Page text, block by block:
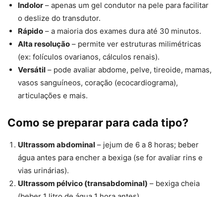
Indolor – apenas um gel condutor na pele para facilitar
o deslize do transdutor.
Rápido – a maioria dos exames dura até 30 minutos.
Alta resolução – permite ver estruturas milimétricas
(ex: folículos ovarianos, cálculos renais).
Versátil – pode avaliar abdome, pelve, tireoide, mamas,
vasos sanguíneos, coração (ecocardiograma),
articulações e mais.
Como se preparar para cada tipo?
Ultrassom abdominal – jejum de 6 a 8 horas; beber
água antes para encher a bexiga (se for avaliar rins e
vias urinárias).
Ultrassom pélvico (transabdominal) – bexiga cheia